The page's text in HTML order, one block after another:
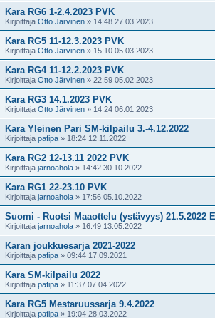
Kara RG6 1-2.4.2023 PVK
Kirjoittaja Otto Järvinen » 14:48 27.03.2023
Kara RG5 11-12.3.2023 PVK
Kirjoittaja Otto Järvinen » 15:10 05.03.2023
Kara RG4 11-12.2.2023 PVK
Kirjoittaja Otto Järvinen » 22:59 05.02.2023
Kara RG3 14.1.2023 PVK
Kirjoittaja Otto Järvinen » 14:24 06.01.2023
Kara Yleinen Pari SM-kilpailu 3.-4.12.2022
Kirjoittaja pafipa » 18:24 12.11.2022
Kara RG2 12-13.11 2022 PVK
Kirjoittaja jarnoahola » 14:42 30.10.2022
Kara RG1 22-23.10 PVK
Kirjoittaja jarnoahola » 17:56 05.10.2022
Suomi - Ruotsi Maaottelu (ystävyys) 21.5.2022
Kirjoittaja jarnoahola » 16:49 13.05.2022
Karan joukkuesarja 2021-2022
Kirjoittaja pafipa » 09:44 17.09.2021
Kara SM-kilpailu 2022
Kirjoittaja pafipa » 11:37 07.04.2022
Kara RG5 Mestaruussarja 9.4.2022
Kirjoittaja pafipa » 19:04 28.03.2022